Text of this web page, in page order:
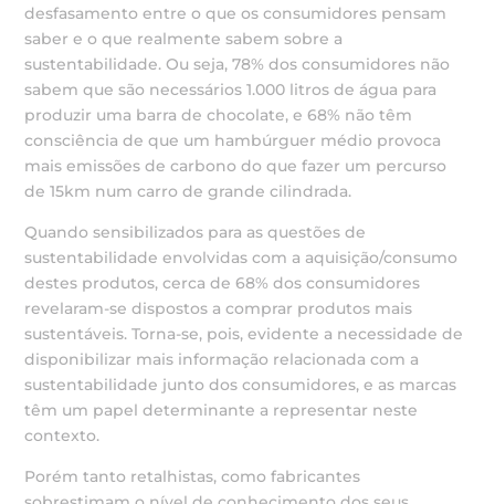
desfasamento entre o que os consumidores pensam
saber e o que realmente sabem sobre a
sustentabilidade. Ou seja, 78% dos consumidores não
sabem que são necessários 1.000 litros de água para
produzir uma barra de chocolate, e 68% não têm
consciência de que um hambúrguer médio provoca
mais emissões de carbono do que fazer um percurso
de 15km num carro de grande cilindrada.
Quando sensibilizados para as questões de
sustentabilidade envolvidas com a aquisição/consumo
destes produtos, cerca de 68% dos consumidores
revelaram-se dispostos a comprar produtos mais
sustentáveis. Torna-se, pois, evidente a necessidade de
disponibilizar mais informação relacionada com a
sustentabilidade junto dos consumidores, e as marcas
têm um papel determinante a representar neste
contexto.
Porém tanto retalhistas, como fabricantes